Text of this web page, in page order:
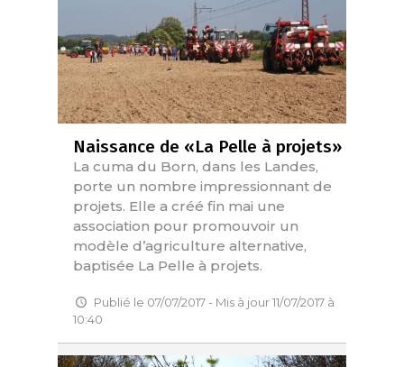
Naissance de «La Pelle à projets»
La cuma du Born, dans les Landes,
porte un nombre impressionnant de
projets. Elle a créé fin mai une
association pour promouvoir un
modèle d’agriculture alternative,
baptisée La Pelle à projets.
Publié le 07/07/2017 - Mis à jour 11/07/2017 à
10:40